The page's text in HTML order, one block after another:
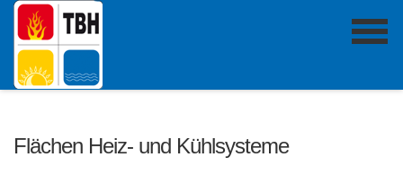
Flächen Heiz- und Kühlsysteme